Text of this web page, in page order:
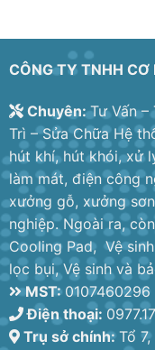
CÔNG TY TNHH CƠ
Chuyên:Tư Vấn –
Trì – Sửa Chữa Hệ
hút khí, hút khói, xử
làm mát, điện công
xưởng gỗ, xưởng
nghiệp. Ngoài ra,
Cooling Pad, Vệ
lọc bụi, Vệ sinh và
MST: 0107460296
Điện thoại:
Trụ sở chính: Tổ